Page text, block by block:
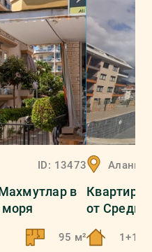
ID: 13473
в
95 м²
Аланья
Квартира
от
1+1